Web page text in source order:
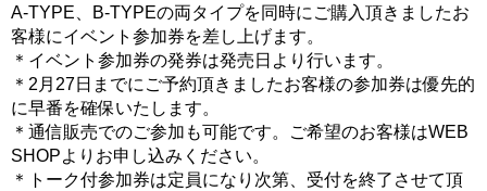
A-TYPE、B-TYPEの両タイプを同時にご購入頂きましたお
客様にイベント参加券を差し上げます。
＊イベント参加券の発券は発売日より行います。
＊2月27日までにご予約頂きましたお客様の参加券は優先的
に早番を確保いたします。
＊通信販売でのご参加も可能です。ご希望のお客様はWEB
SHOPよりお申し込みください。
＊トーク付参加券は定員になり次第、受付を終了させて頂